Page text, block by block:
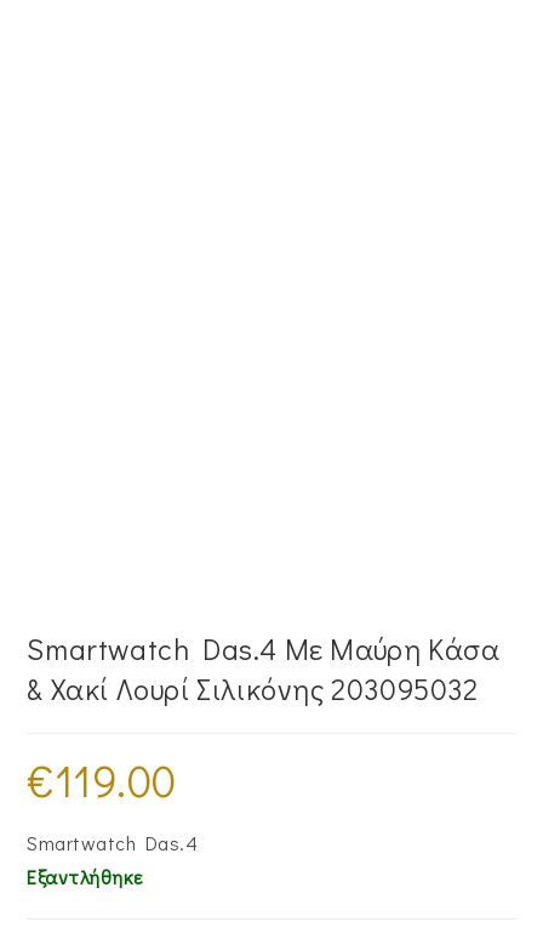
Smartwatch Das.4 Με Μαύρη Κάσα
& Χακί Λουρί Σιλικόνης 203095032
€119.00
Smartwatch Das.4
Εξαντλήθηκε